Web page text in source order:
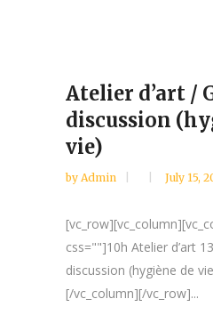
Atelier d’art /
discussion
vie)
by Admin July 15,
css=""]10h Atelier d’art
discussion (hygiène de
[/vc_column][/vc_row]...